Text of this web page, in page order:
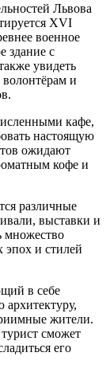
Львова
XVI
военное
здание с
увидеть
и
кафе,
настоящую
ожидают
кофе и
различные
выставки и
множество
эпох и стилей
в себе
архитектуру,
жители.
сможет
его